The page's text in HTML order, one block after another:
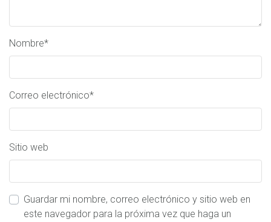
Nombre*
Correo electrónico*
Sitio web
Guardar mi nombre, correo electrónico y sitio web en
este navegador para la próxima vez que haga un